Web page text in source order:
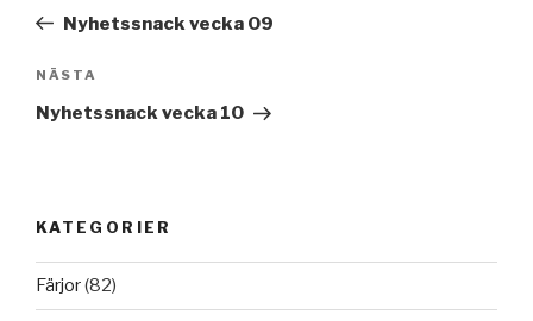
inläggNyhetssnack vecka 09
Nästa
inlägg
NÄSTA
Nyhetssnack vecka 10
KATEGORIER
Färjor(82)